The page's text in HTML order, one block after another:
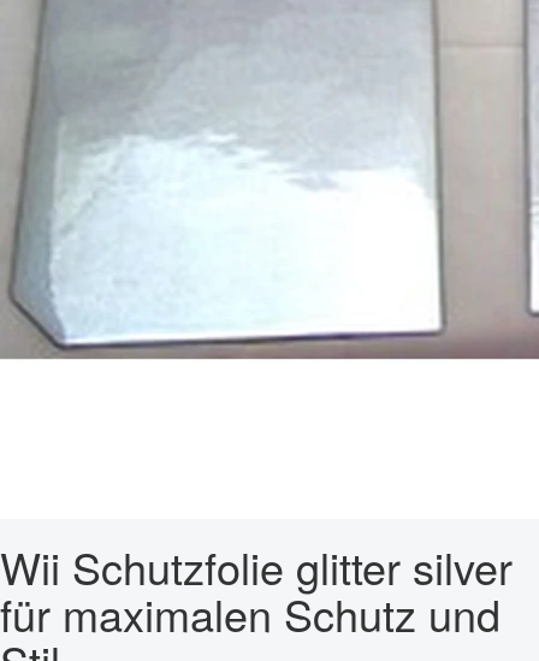
Wii Schutzfolie glitter silver
für maximalen Schutz und